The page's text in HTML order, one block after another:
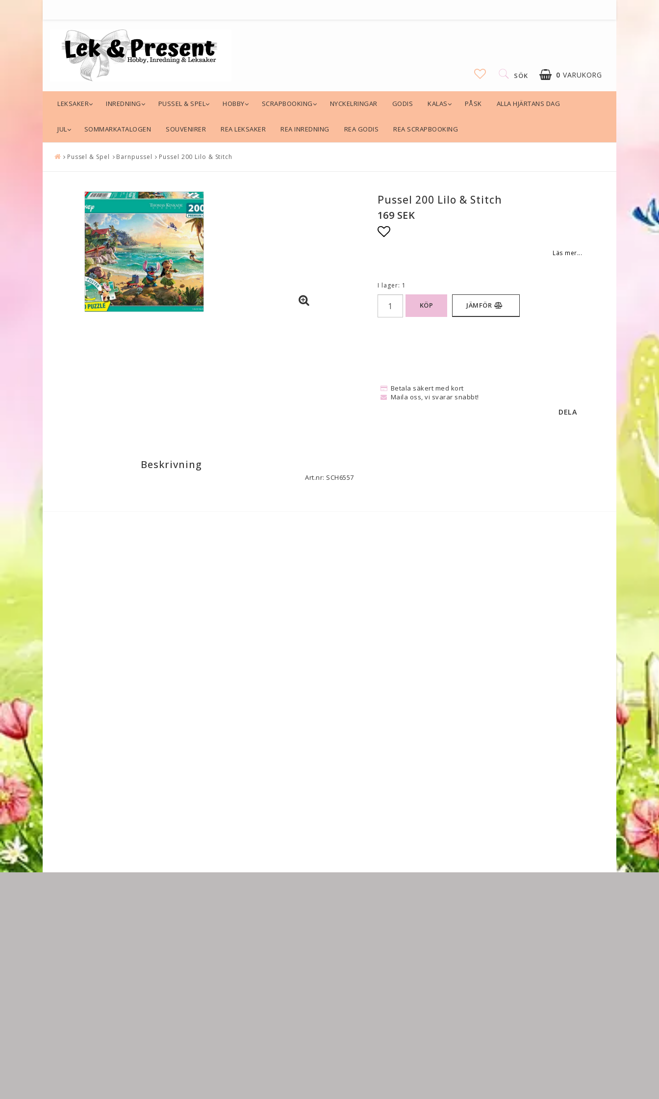
0 VARUKORG
SÖK
LEKSAKER INREDNING PUSSEL & SPEL HOBBY SCRAPBOOKING NYCKELRINGAR GODIS KALAS PÅSK ALLA HJÄRTANS DAG
JUL SOMMARKATALOGEN SOUVENIRER REA LEKSAKER REA INREDNING REA GODIS REA SCRAPBOOKING
Pussel & Spel Barnpussel Pussel 200 Lilo & Stitch
Pussel 200 Lilo & Stitch
169 SEK
Läs mer...
I lager: 1
KÖP JÄMFÖR
Betala säkert med kort
Maila oss, vi svarar snabbt!
DELA
Beskrivning
Art.nr: SCH6557